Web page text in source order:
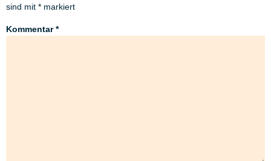
sind mit * markiert
Kommentar*